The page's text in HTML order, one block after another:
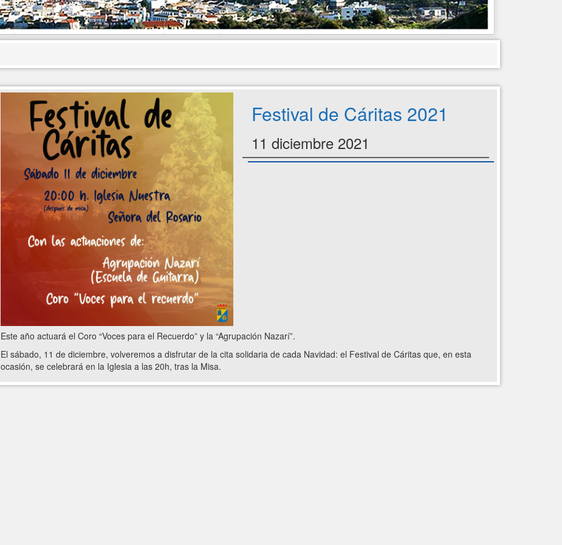
Festival de Cáritas 2021
11 diciembre 2021
Este año actuará el Coro “Voces para el Recuerdo” y la “Agrupación Nazarí”.
El sábado, 11 de diciembre, volveremos a disfrutar de la cita solidaria de cada Navidad: el Festival de Cáritas que, en esta
ocasión, se celebrará en la Iglesia a las 20h, tras la Misa.